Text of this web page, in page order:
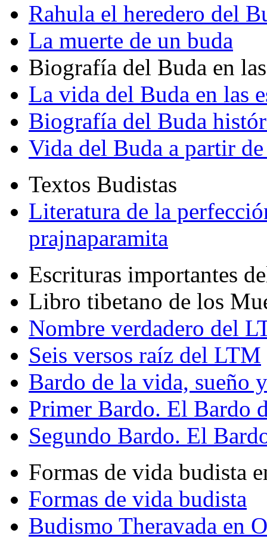
Rahula el heredero del
La muerte de un buda
Biografía del Buda en
La vida del Buda en las
Biografía del Buda
Vida del Buda a partir de
Textos Budistas
Literatura de la
prajnaparamita
Escrituras importantes
Libro tibetano de los
Nombre verdadero del
Seis versos raíz del LTM
Bardo de la vida, sueño
Primer Bardo. El Bardo
Segundo Bardo. El
Formas de vida budista
Formas de vida budista
Budismo Theravada en